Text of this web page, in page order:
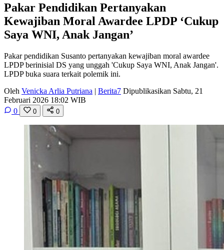
Pakar Pendidikan Pertanyakan
Kewajiban Moral Awardee LPDP ‘Cukup
Saya WNI, Anak Jangan’
Pakar pendidikan Susanto pertanyakan kewajiban moral awardee
LPDP berinisial DS yang unggah 'Cukup Saya WNI, Anak Jangan'.
LPDP buka suara terkait polemik ini.
Oleh Venicka Arlia Putriana | Berita7 Dipublikasikan Sabtu, 21
Februari 2026 18:02 WIB
0
0 0